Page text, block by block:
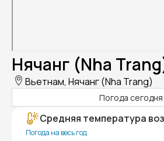
Нячанг (Nha
Вьетнам, Нячанг (Nha Trang)
Погода сегодня
Средняя температура
Погода на весь год